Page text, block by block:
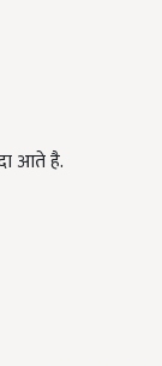
आते है.